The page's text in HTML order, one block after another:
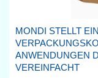
MONDI STELLT
ANWENDUNGEN
VEREINFACHT